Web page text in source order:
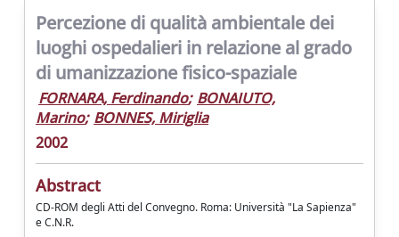
Percezione di qualità ambientale dei
luoghi ospedalieri in relazione al grado
di umanizzazione fisico-spaziale
FORNARA, Ferdinando; BONAIUTO,
Marino; BONNES, Miriglia
2002
Abstract
CD-ROM degli Atti del Convegno. Roma: Università "La Sapienza"
e C.N.R.